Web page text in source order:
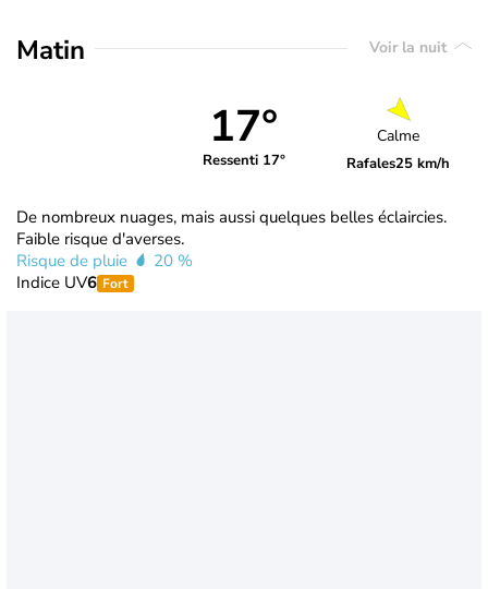
Matin Voir la nuit
17°
Ressenti 17°
Calme
Rafales25 km/h
De nombreux nuages, mais aussi quelques belles éclaircies.
Faible risque d'averses.
Risque de pluie
20 %
Indice UV6 Fort